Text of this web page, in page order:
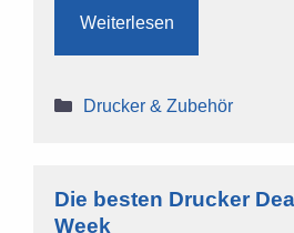
Weiterlesen
Kategorien
Drucker & Zubehör
Die besten Drucker
Week